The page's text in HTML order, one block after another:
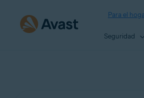
Para el
Seguridad